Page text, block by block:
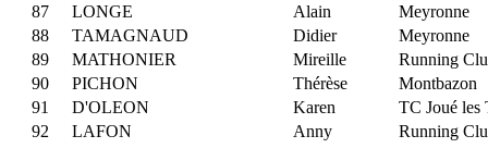
87
LONGE Alain
Meyronne
88
TAMAGNAUD Didier
Meyronne
89
MATHONIER Mireille
Running
90
PICHON Thérèse
Montbazon
91
D'OLEON Karen
TC Joué les
92
LAFON Anny
Running